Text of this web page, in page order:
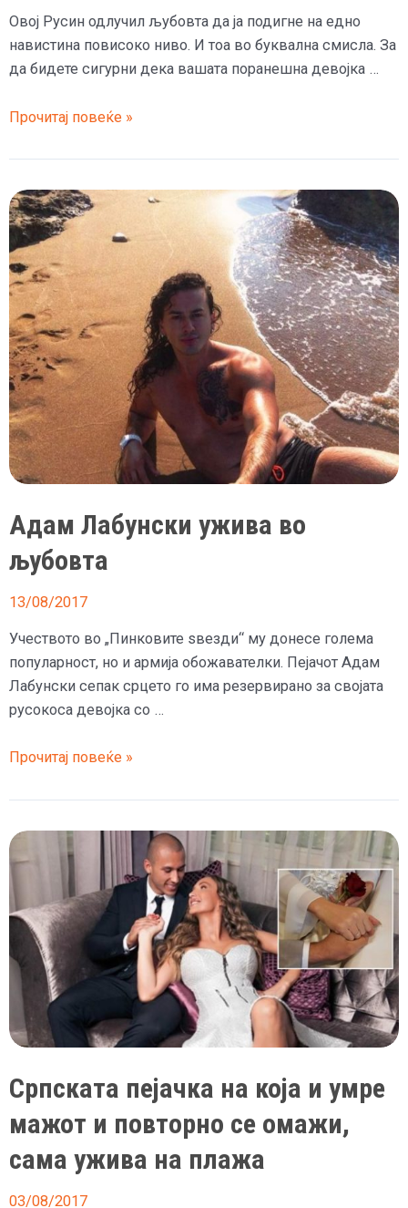
Овој Русин одлучил љубовта да ја подигне на едно
навистина повисоко ниво. И тоа во буквална смисла. За
да бидете сигурни дека вашата поранешна девојка …
Русин
камион
со
кран
до
балконот
на
саканата
Прочитај повеќе »
Адам Лабунски ужива во
љубовта
13/08/2017
Учеството во „Пинковите ѕвезди“ му донесе голема
популарност, но и армија обожавателки. Пејачот Адам
Лабунски сепак срцето го има резервирано за својата
русокоса девојка со …
Адам
ужива
во
љубовта
Прочитај повеќе »
Српската пејачка на која и умре
мажот и повторно се омажи,
сама ужива на плажа
03/08/2017